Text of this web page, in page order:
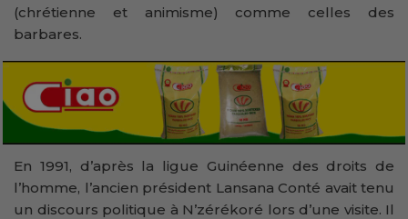
(chrétienne et animisme) comme celles des
barbares.
En 1991, d’après la ligue Guinéenne des droits de
l’homme, l’ancien président Lansana Conté avait tenu
un discours politique à N’zérékoré lors d’une visite. Il